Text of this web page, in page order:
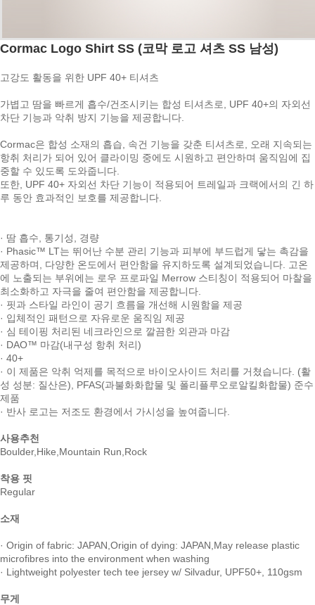
Cormac Logo Shirt SS (코막 로고 셔츠 SS 남성)
고강도 활동을 위한 UPF 40+ 티셔츠
가볍고 땀을 빠르게 흡수/건조시키는 합성 티셔츠로, UPF 40+의 자외선
차단 기능과 악취 방지 기능을 제공합니다.
Cormac은 합성 소재의 흡습, 속건 기능을 갖춘 티셔츠로, 오래 지속되는
항취 처리가 되어 있어 클라이밍 중에도 시원하고 편안하며 움직임에 집
중할 수 있도록 도와줍니다.
또한, UPF 40+ 자외선 차단 기능이 적용되어 트레일과 크랙에서의 긴 하
루 동안 효과적인 보호를 제공합니다.
· 땀 흡수, 통기성, 경량
· Phasic™ LT는 뛰어난 수분 관리 기능과 피부에 부드럽게 닿는 촉감을
제공하며, 다양한 온도에서 편안함을 유지하도록 설계되었습니다. 고온
에 노출되는 부위에는 로우 프로파일 Merrow 스티칭이 적용되어 마찰을
최소화하고 자극을 줄여 편안함을 제공합니다.
· 핏과 스타일 라인이 공기 흐름을 개선해 시원함을 제공
· 입체적인 패턴으로 자유로운 움직임 제공
· 심 테이핑 처리된 네크라인으로 깔끔한 외관과 마감
· DAO™ 마감(내구성 항취 처리)
· 40+
· 이 제품은 악취 억제를 목적으로 바이오사이드 처리를 거쳤습니다. (활
성 성분: 질산은), PFAS(과불화화합물 및 폴리플루오로알킬화합물) 준수
제품
· 반사 로고는 저조도 환경에서 가시성을 높여줍니다.
사용추천
Boulder,Hike,Mountain Run,Rock
착용 핏
Regular
소재
· Origin of fabric: JAPAN,Origin of dying: JAPAN,May release plastic
microfibres into the environment when washing
· Lightweight polyester tech tee jersey w/ Silvadur, UPF50+, 110gsm
무게